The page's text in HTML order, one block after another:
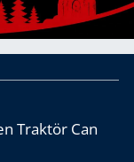
Traktör Can